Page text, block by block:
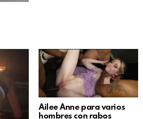
Ailee Anne para varios
hombres con rabos